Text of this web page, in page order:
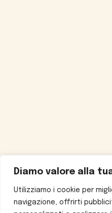
Diamo valore alla
Utilizziamo i cookie per
navigazione, offrirti